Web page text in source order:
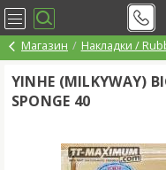
Магазин Накладки /
YINHE (MILKYWAY)
SPONGE 40